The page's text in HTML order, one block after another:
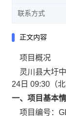
联系方式
正文内容
项目概况
灵川县大圩
24日 09:30 （
一、项目基本
项目编号：